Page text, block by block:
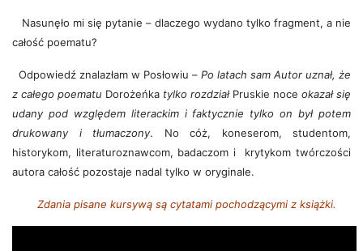
Nasunęło mi się pytanie – dlaczego wydano tylko fragment, a nie
całość poematu?
Odpowiedź znalazłam w Posłowiu – Po latach sam Autor uznał, że
z całego poematu Dorożeńka tylko rozdział Pruskie noce okazał się
udany pod względem literackim i faktycznie tylko on był potem
drukowany i tłumaczony. No cóż, koneserom, studentom,
historykom, literaturoznawcom, badaczom i krytykom twórczości
autora całość pozostaje nadal tylko w oryginale.
Zdania pisane kursywą są cytatami pochodzącymi z książki.